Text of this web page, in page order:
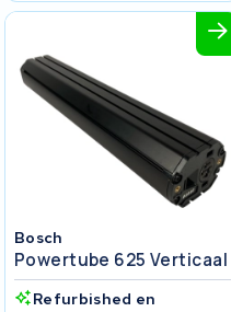
Bosch
Powertube 625 Verticaal
Refurbished en